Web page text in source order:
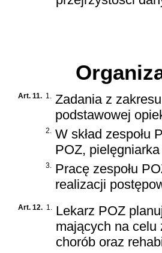
Art. 11. 1. Zadania z
podstawowej
2. W skład zespołu
POZ,
3. Pracę zespołu
realizacji
Art. 12. 1. Lekarz POZ
mających na celu
chorób oraz